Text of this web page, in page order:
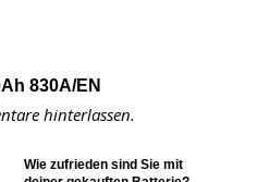
830A/EN
hinterlassen.
Wie zufrieden sind Sie mit